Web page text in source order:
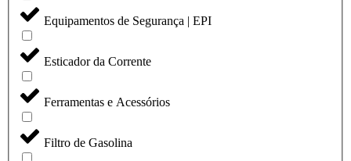
Equipamentos de Segurança | EPI
Esticador da Corrente
Ferramentas e Acessórios
Filtro de Gasolina